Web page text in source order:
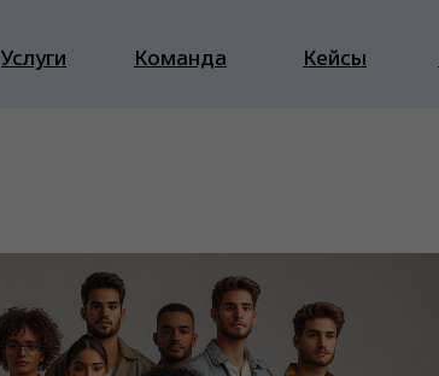
Услуги Кейсы
Команда